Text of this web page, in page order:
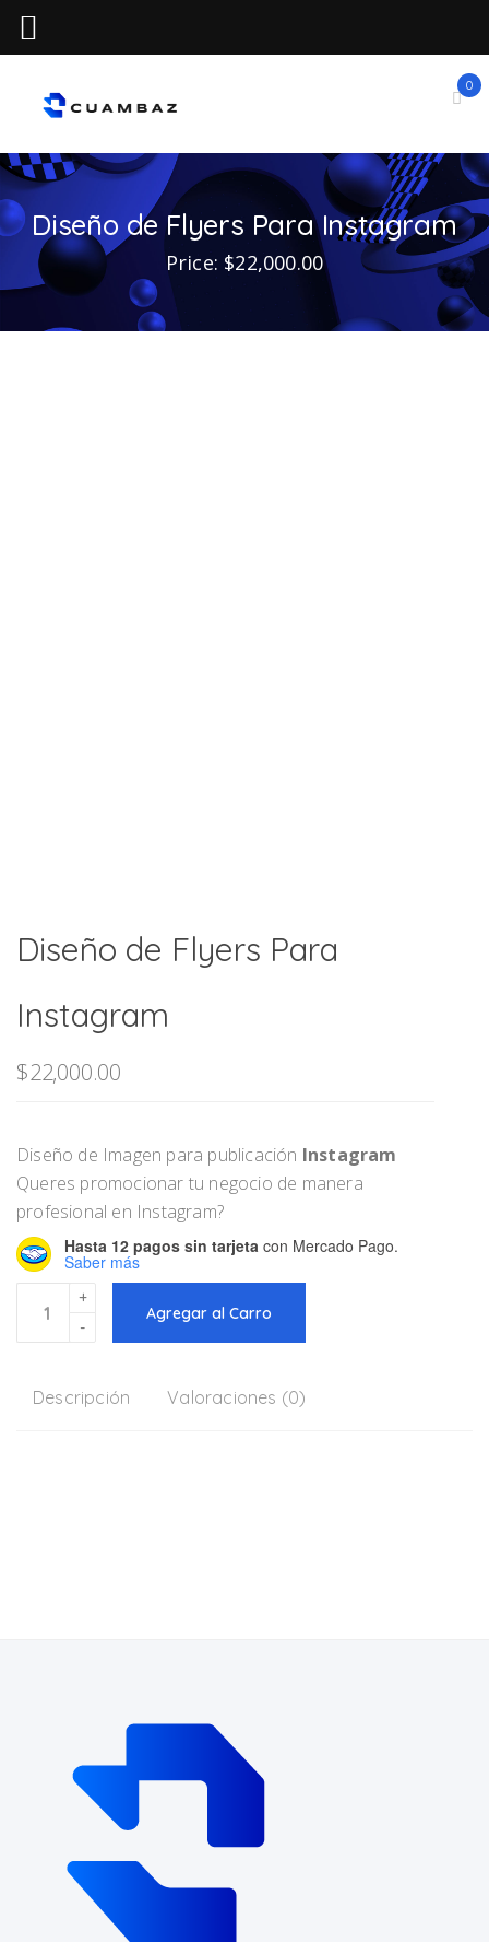
0
Diseño de Flyers Para Instagram
Price: $22,000.00
Diseño de Flyers Para
Instagram
$22,000.00
Diseño de Imagen para publicación Instagram
Queres promocionar tu negocio de manera
profesional en Instagram?
Hasta 12 pagos sin tarjeta con Mercado Pago.
Saber más
Flyers
Instagram
cantidad
Agregar al Carro
Descripción Valoraciones (0)